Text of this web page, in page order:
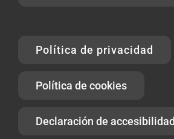
Política de privacidad
Política de cookies
Declaración de accesibilidad